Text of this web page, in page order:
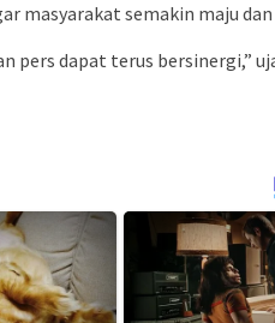
masyarakat semakin maju dan
pers dapat terus bersinergi,”